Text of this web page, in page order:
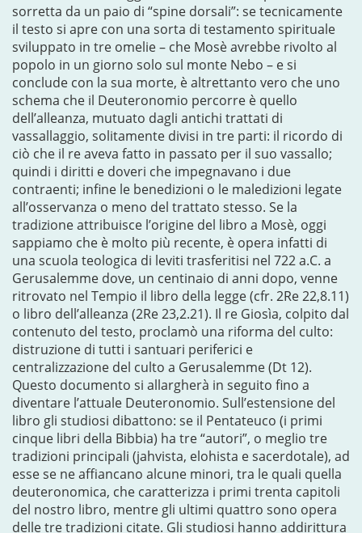
sorretta da un paio di “spine dorsali”: se tecnicamente
il testo si apre con una sorta di testamento spirituale
sviluppato in tre omelie – che Mosè avrebbe rivolto al
popolo in un giorno solo sul monte Nebo – e si
conclude con la sua morte, è altrettanto vero che uno
schema che il Deuteronomio percorre è quello
dell’alleanza, mutuato dagli antichi trattati di
vassallaggio, solitamente divisi in tre parti: il ricordo di
ciò che il re aveva fatto in passato per il suo vassallo;
quindi i diritti e doveri che impegnavano i due
contraenti; infine le benedizioni o le maledizioni legate
all’osservanza o meno del trattato stesso. Se la
tradizione attribuisce l’origine del libro a Mosè, oggi
sappiamo che è molto più recente, è opera infatti di
una scuola teologica di leviti trasferitisi nel 722 a.C. a
Gerusalemme dove, un centinaio di anni dopo, venne
ritrovato nel Tempio il libro della legge (cfr. 2Re 22,8.11)
o libro dell’alleanza (2Re 23,2.21). Il re Giosìa, colpito dal
contenuto del testo, proclamò una riforma del culto:
distruzione di tutti i santuari periferici e
centralizzazione del culto a Gerusalemme (Dt 12).
Questo documento si allargherà in seguito fino a
diventare l’attuale Deuteronomio. Sull’estensione del
libro gli studiosi dibattono: se il Pentateuco (i primi
cinque libri della Bibbia) ha tre “autori”, o meglio tre
tradizioni principali (jahvista, elohista e sacerdotale), ad
esse se ne affiancano alcune minori, tra le quali quella
deuteronomica, che caratterizza i primi trenta capitoli
del nostro libro, mentre gli ultimi quattro sono opera
delle tre tradizioni citate. Gli studiosi hanno addirittura